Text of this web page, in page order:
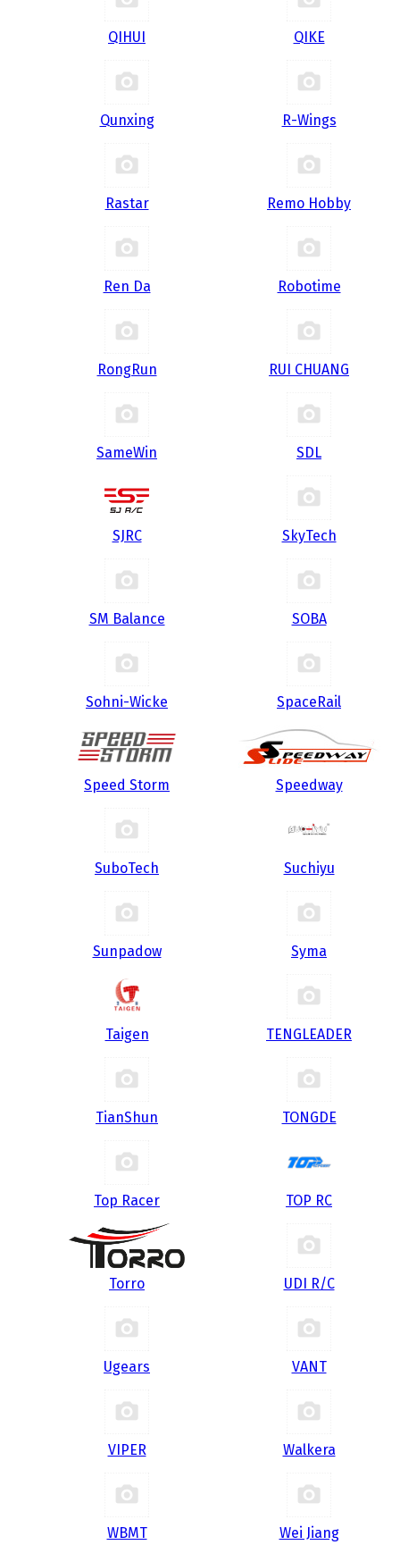
QIHUI QIKE
Qunxing R-Wings
Rastar Remo Hobby
Ren Da Robotime
RongRun RUI CHUANG
SameWin SDL
SJRC SkyTech
SM Balance SOBA
Sohni-Wicke SpaceRail
Speed Storm Speedway
SuboTech Suchiyu
Sunpadow Syma
Taigen TENGLEADER
TianShun TONGDE
Top Racer TOP RC
Torro UDI R/С
Ugears VANT
VIPER Walkera
WBMT Wei Jiang